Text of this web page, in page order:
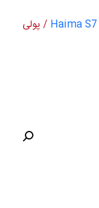
/ پولی